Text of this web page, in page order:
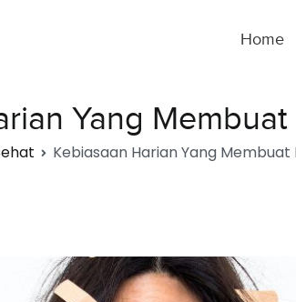
Home
Yang
Kebiasaan Harian Yang Membuat